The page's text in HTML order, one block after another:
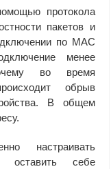
протокола
пакетов и
по MAC
менее
во время
обрыв
В общем
настраивать
оставить себе